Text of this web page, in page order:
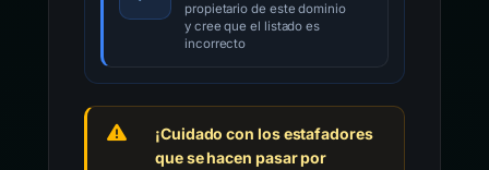
propietario de este dominio
y cree que el listado es
incorrecto
¡Cuidado con los estafadores
que se hacen pasar por